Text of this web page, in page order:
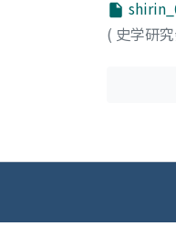
( 史学研